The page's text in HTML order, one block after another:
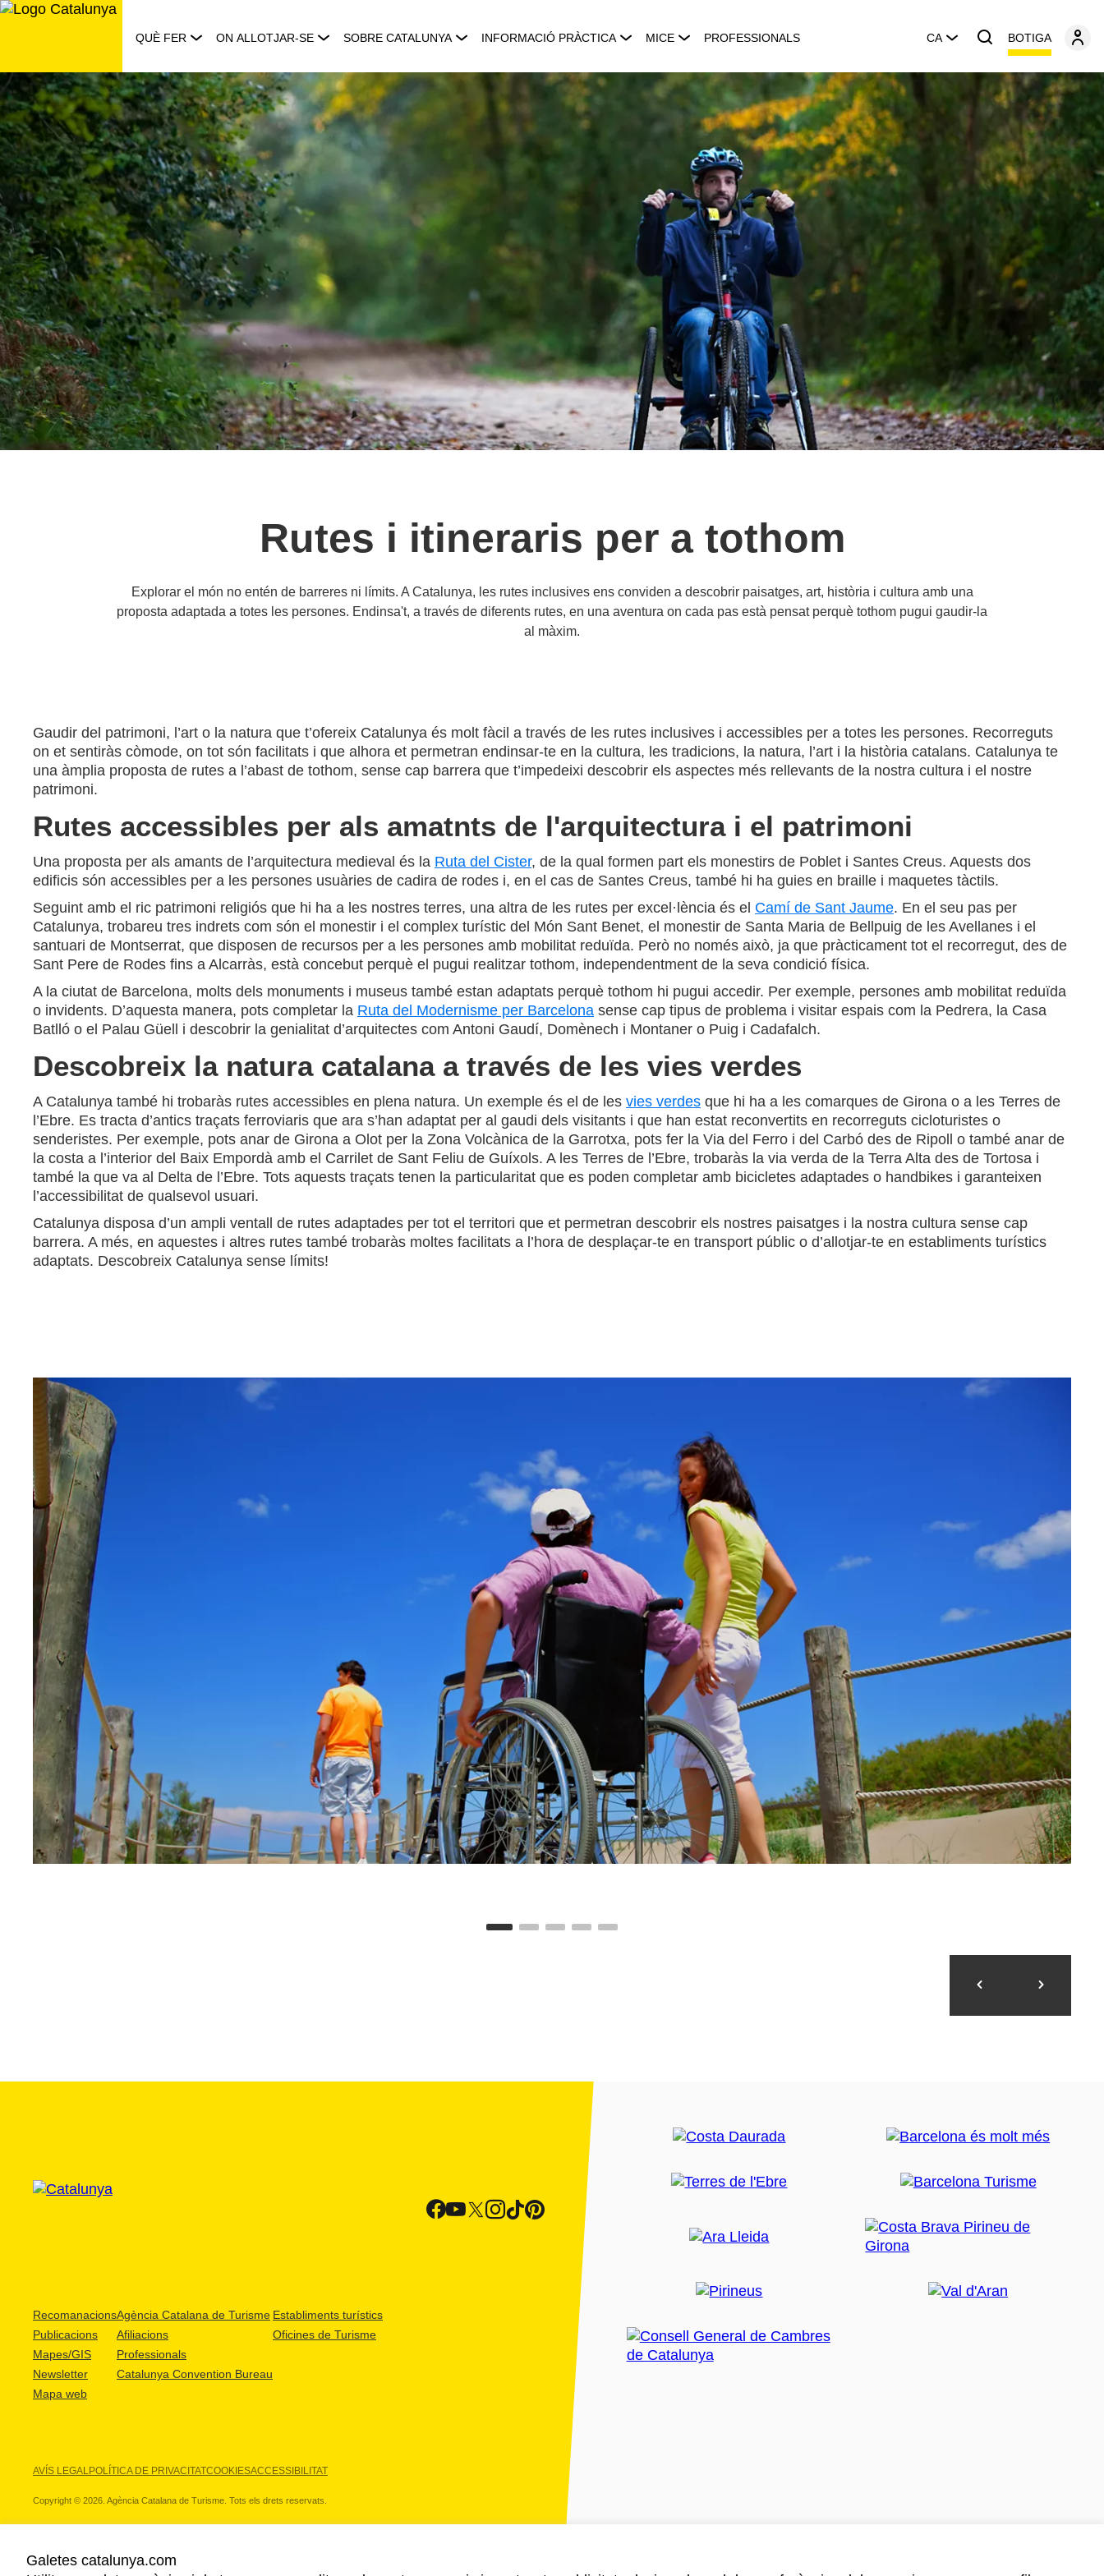
Saltar
QUÈ FER ON ALLOTJAR-SE SOBRE CATALUNYA INFORMACIÓ PRÀCTICA MICE PROFESSIONALS CA BOTIGA
Rutes i itineraris per a tothom
Explorar el món no entén de barreres ni límits. A Catalunya, les rutes inclusives ens conviden a descobrir paisatges, art, història i cultura amb una
proposta adaptada a totes les persones. Endinsa't, a través de diferents rutes, en una aventura on cada pas està pensat perquè tothom pugui gaudir-la
al màxim.
Gaudir del patrimoni, l’art o la natura que t’ofereix Catalunya és molt fàcil a través de les rutes inclusives i accessibles per a totes les persones. Recorreguts
on et sentiràs còmode, on tot són facilitats i que alhora et permetran endinsar-te en la cultura, les tradicions, la natura, l’art i la història catalans. Catalunya te
una àmplia proposta de rutes a l’abast de tothom, sense cap barrera que t’impedeixi descobrir els aspectes més rellevants de la nostra cultura i el nostre
patrimoni.
Rutes accessibles per als amatnts de l'arquitectura i el patrimoni
Una proposta per als amants de l’arquitectura medieval és la Ruta del Cister, de la qual formen part els monestirs de Poblet i Santes Creus. Aquests dos
edificis són accessibles per a les persones usuàries de cadira de rodes i, en el cas de Santes Creus, també hi ha guies en braille i maquetes tàctils.
Seguint amb el ric patrimoni religiós que hi ha a les nostres terres, una altra de les rutes per excel·lència és el Camí de Sant Jaume. En el seu pas per
Catalunya, trobareu tres indrets com són el monestir i el complex turístic del Món Sant Benet, el monestir de Santa Maria de Bellpuig de les Avellanes i el
santuari de Montserrat, que disposen de recursos per a les persones amb mobilitat reduïda. Però no només això, ja que pràcticament tot el recorregut, des de
Sant Pere de Rodes fins a Alcarràs, està concebut perquè el pugui realitzar tothom, independentment de la seva condició física.
A la ciutat de Barcelona, molts dels monuments i museus també estan adaptats perquè tothom hi pugui accedir. Per exemple, persones amb mobilitat reduïda
o invidents. D’aquesta manera, pots completar la Ruta del Modernisme per Barcelona sense cap tipus de problema i visitar espais com la Pedrera, la Casa
Batlló o el Palau Güell i descobrir la genialitat d’arquitectes com Antoni Gaudí, Domènech i Montaner o Puig i Cadafalch.
Descobreix la natura catalana a través de les vies verdes
A Catalunya també hi trobaràs rutes accessibles en plena natura. Un exemple és el de les vies verdes que hi ha a les comarques de Girona o a les Terres de
l’Ebre. Es tracta d’antics traçats ferroviaris que ara s’han adaptat per al gaudi dels visitants i que han estat reconvertits en recorreguts cicloturistes o
senderistes. Per exemple, pots anar de Girona a Olot per la Zona Volcànica de la Garrotxa, pots fer la Via del Ferro i del Carbó des de Ripoll o també anar de
la costa a l’interior del Baix Empordà amb el Carrilet de Sant Feliu de Guíxols. A les Terres de l’Ebre, trobaràs la via verda de la Terra Alta des de Tortosa i
també la que va al Delta de l’Ebre. Tots aquests traçats tenen la particularitat que es poden completar amb bicicletes adaptades o handbikes i garanteixen
l’accessibilitat de qualsevol usuari.
Catalunya disposa d’un ampli ventall de rutes adaptades per tot el territori que et permetran descobrir els nostres paisatges i la nostra cultura sense cap
barrera. A més, en aquestes i altres rutes també trobaràs moltes facilitats a l’hora de desplaçar-te en transport públic o d’allotjar-te en establiments turístics
adaptats. Descobreix Catalunya sense límits!
Recomanacions
Publicacions
Mapes/GIS
Newsletter
Mapa web
Agència Catalana de Turisme
Afiliacions
Professionals
Catalunya Convention Bureau
Establiments turístics
Oficines de Turisme
AVÍS LEGALPOLÍTICA DE PRIVACITATCOOKIESACCESSIBILITAT
Copyright © 2026. Agència Catalana de Turisme. Tots els drets reservats.
Galetes catalunya.com